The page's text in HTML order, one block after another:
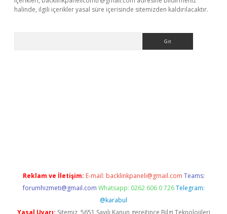
halinde, ilgili içerikler yasal süre içerisinde sitemizden kaldırılacaktır.
Reklam ve İletişim: E-mail: backlinkpaneli@gmail.com Teams:
forumhizmeti@gmail.com Whatsapp: 0262 606 0 726 Telegram:
@karabul
Yasal Uyarı: Sitemiz, 5651 Sayılı Kanun gereğince Bilgi Teknolojileri